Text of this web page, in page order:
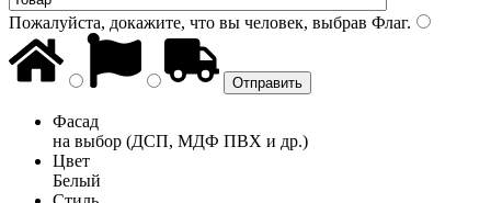
Пожалуйста, докажите, что вы человек, выбрав Флаг.
Фасад
на выбор (ДСП, МДФ ПВХ и др.)
Цвет
Белый